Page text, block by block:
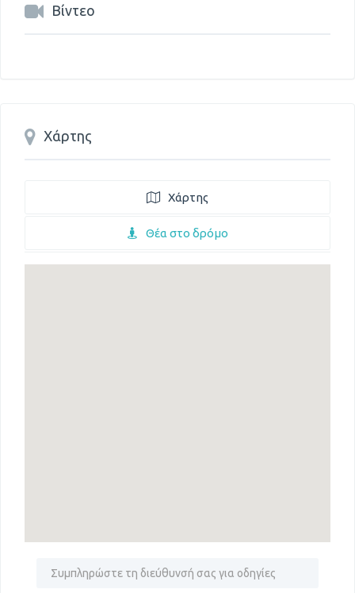
Βίντεο
Χάρτης
Χάρτης
Θέα στο δρόμο